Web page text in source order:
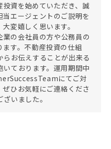
投資を始めていただき、誠
エージェントのご説明を
変嬉しく思います。
業の会社員の方や公務員の
す。不動産投資の仕組
お伝えすることが出来る
ております。運用期間中
にてご対
ひお気軽にご連絡くださ
いました。